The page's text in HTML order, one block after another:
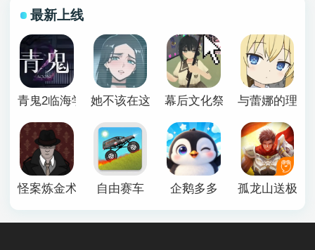
最新上线
青鬼2临海学校她不该在这里官方版幕后文化祭游戏与蕾娜的理想
怪案炼金术师 自由赛车 企鹅多多 孤龙山送极品